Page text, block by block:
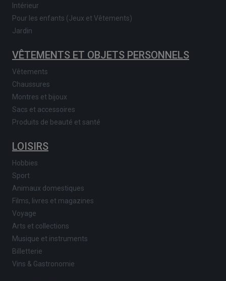
Intérieur
Pour les enfants (Jeux et Vêtements)
Jardin
VÊTEMENTS ET OBJETS PERSONNELS
Vêtements
Chaussures
Montres et bijoux
Sacs et accessoires
Produits de beauté et santé
LOISIRS
Hobbies
Sport
Animaux domestiques
Films, livres et magazines
Voyage
Arts et collections
Musique et instruments
Billetterie
Vins & Gastronomie